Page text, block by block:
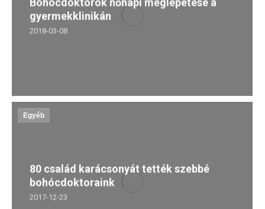
gyermekklinikán
2018-03-08
Egyéb
80 család karácsonyát tették szebbé
bohócdoktoraink
2017-12-23